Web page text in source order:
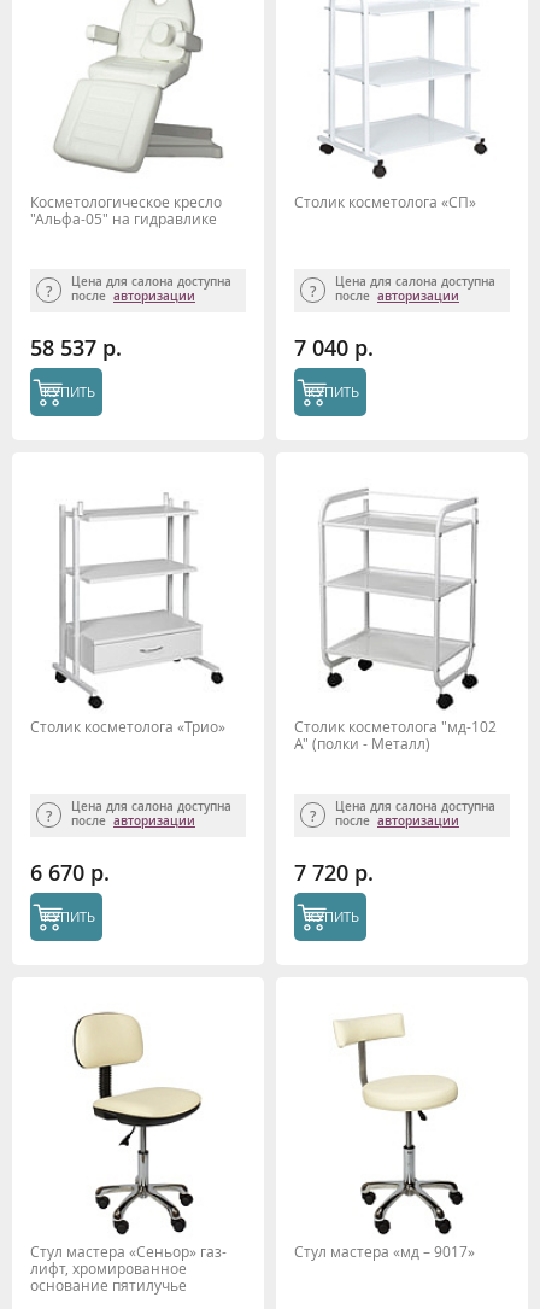
Косметологическое кресло
"Альфа-05" на гидравлике
Цена для салона доступна
после авторизации
58 537 р.
КУПИТЬ
Столик косметолога «СП»
Цена для салона доступна
после авторизации
7 040 р.
КУПИТЬ
Столик косметолога «Трио»
Цена для салона доступна
после авторизации
6 670 р.
КУПИТЬ
Столик косметолога "мд-102
А" (полки - Металл)
Цена для салона доступна
после авторизации
7 720 р.
КУПИТЬ
Стул мастера «Сеньор» газ-
лифт, хромированное
основание пятилучье
Стул мастера «мд – 9017»